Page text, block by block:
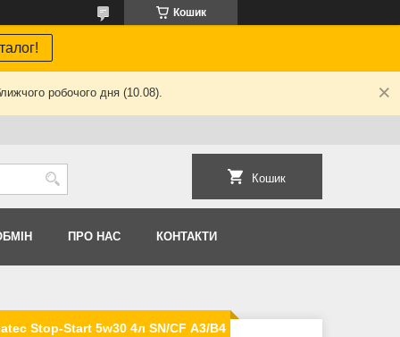
Кошик
робочого дня (10.08).
Кошик
ПРО НАС КОНТАКТИ
Stop-Start 5w30 4л SN/CF А3/В4